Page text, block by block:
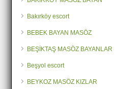
Bakırköy escort
BEBEK BAYAN MASÖZ
BEŞİKTAŞ MASÖZ BAYANLAR
Beşyol escort
BEYKOZ MASÖZ KIZLAR